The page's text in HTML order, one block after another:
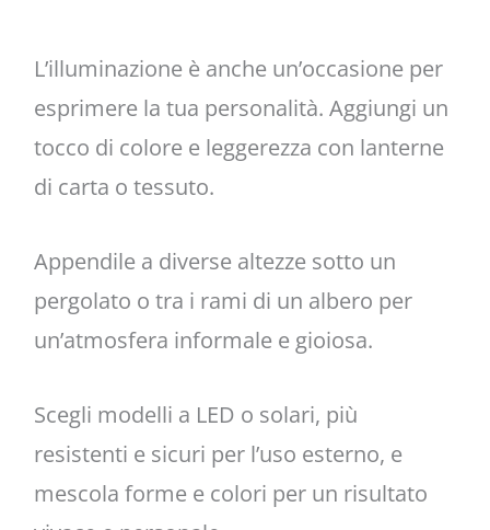
L’illuminazione è anche un’occasione per
esprimere la tua personalità. Aggiungi un
tocco di colore e leggerezza con lanterne
di carta o tessuto.
Appendile a diverse altezze sotto un
pergolato o tra i rami di un albero per
un’atmosfera informale e gioiosa.
Scegli modelli a LED o solari, più
resistenti e sicuri per l’uso esterno, e
mescola forme e colori per un risultato